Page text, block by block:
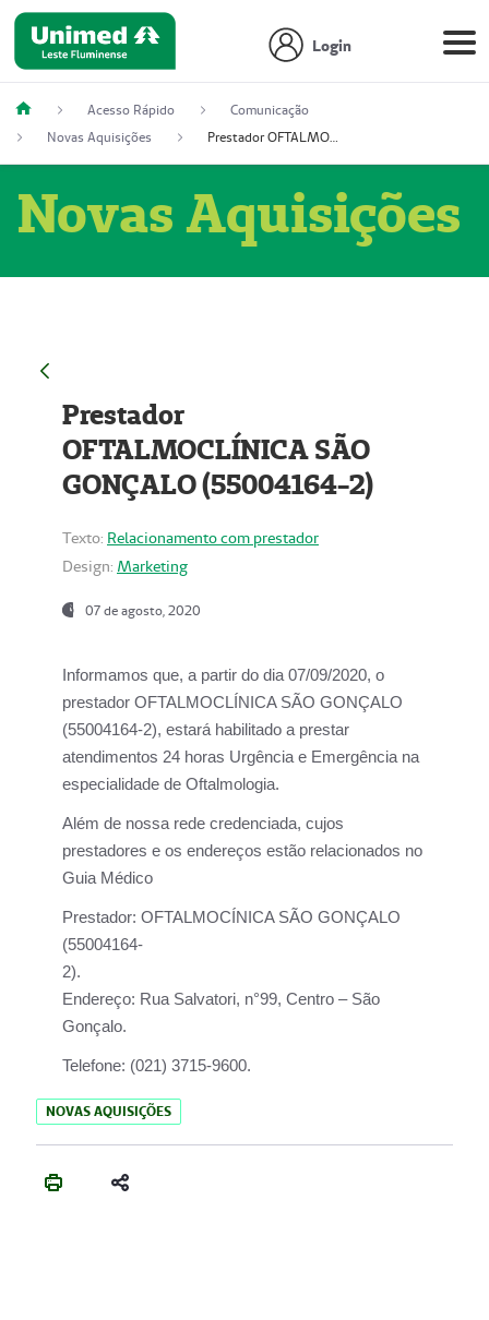
Login
Acesso Rápido
Comunicação
Novas Aquisições
Prestador OFTALMOCLÍNICA SÃO GONÇALO (55004164-2)
Novas Aquisições
Prestador
OFTALMOCLÍNICA SÃO
GONÇALO (55004164-2)
Texto: Relacionamento com prestador
Design: Marketing
07 de agosto, 2020
Informamos que, a partir do dia07/09/2020, o
prestador OFTALMOCLÍNICA SÃO GONÇALO
(55004164-2), estará habilitado a prestar
atendimentos 24 horas Urgência e Emergência na
especialidade de Oftalmologia.
Além de nossa rede credenciada, cujos
prestadores e os endereços estão relacionados no
Guia Médico
Prestador: OFTALMOCÍNICA SÃO GONÇALO
(55004164-
2).
Endereço: Rua Salvatori, n°99, Centro – São
Gonçalo.
Telefone: (021) 3715-9600.
NOVAS AQUISIÇÕES